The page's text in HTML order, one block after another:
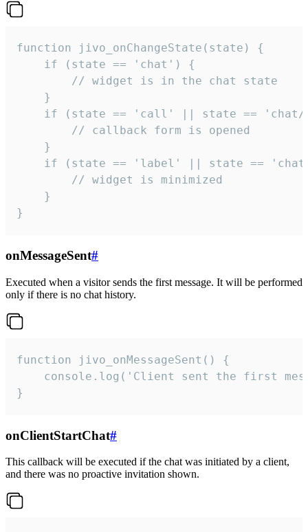
function jivo_onChangeState(state) {
    if (state == 'chat') {
        // widget is in the chat state
    }
if (state == 'call' || state ==
        // callback form is opened
    }
if (state == 'label' || state ==
        // widget is minimized
    }
}
onMessageSent#
Executed when a visitor sends the first message. It will be performed
only if there is no chat history.
function jivo_onMessageSent() {
console.log('Client sent the first
}
onClientStartChat#
This callback will be executed if the chat was initiated by a client,
and there was no proactive invitation shown.